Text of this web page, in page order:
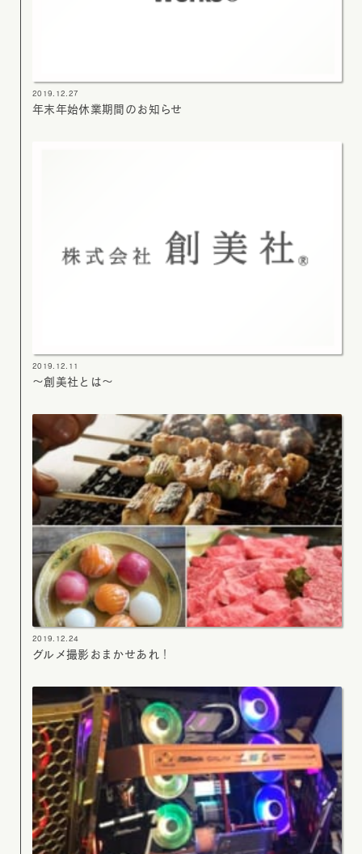
2019.12.27
年末年始休業期間のお知らせ
2019.12.11
～創美社とは～
2019.12.24
グルメ撮影おまかせあれ！